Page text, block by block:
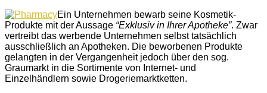
Ein Unternehmen bewarb seine Kosmetik-
Produkte mit der Aussage “Exklusiv in Ihrer Apotheke”. Zwar
vertreibt das werbende Unternehmen selbst tatsächlich
ausschließlich an Apotheken. Die beworbenen Produkte
gelangten in der Vergangenheit jedoch über den sog.
Graumarkt in die Sortimente von Internet- und
Einzelhändlern sowie Drogeriemarktketten.